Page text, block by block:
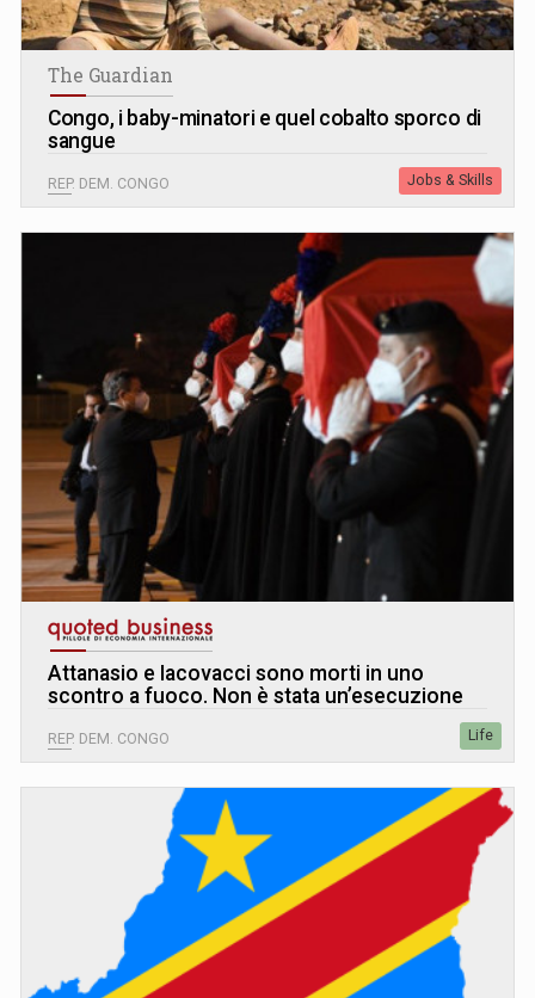
The Guardian
Congo, i baby-minatori e quel cobalto sporco di
sangue
REP. DEM. CONGO Jobs & Skills
Attanasio e Iacovacci sono morti in uno
scontro a fuoco. Non è stata un’esecuzione
REP. DEM. CONGO Life